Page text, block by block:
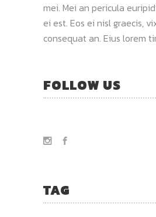
mei. Mei an pericula
ei est. Eos ei nisl graecis,
consequat an. Eius lorem
FOLLOW US
TAG